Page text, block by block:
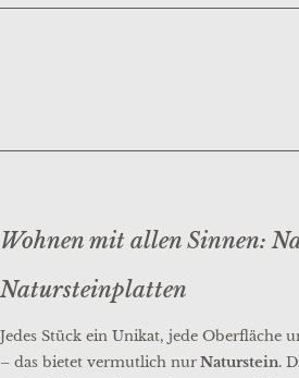
Wohnen mit allen Sinnen:
Natursteinplatten
Jedes Stück ein Unikat, jede Oberfläche
– das bietet vermutlich nurNaturstein.